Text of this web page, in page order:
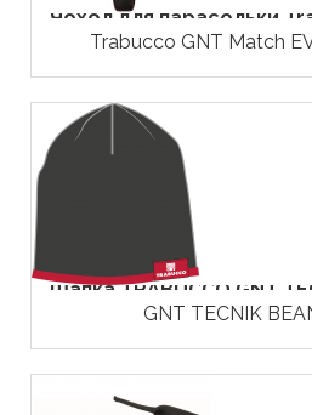
Чохол для парасольки
Trabucco GNT Match
Шапка TRABUCCO GNT
GNT TECNIK